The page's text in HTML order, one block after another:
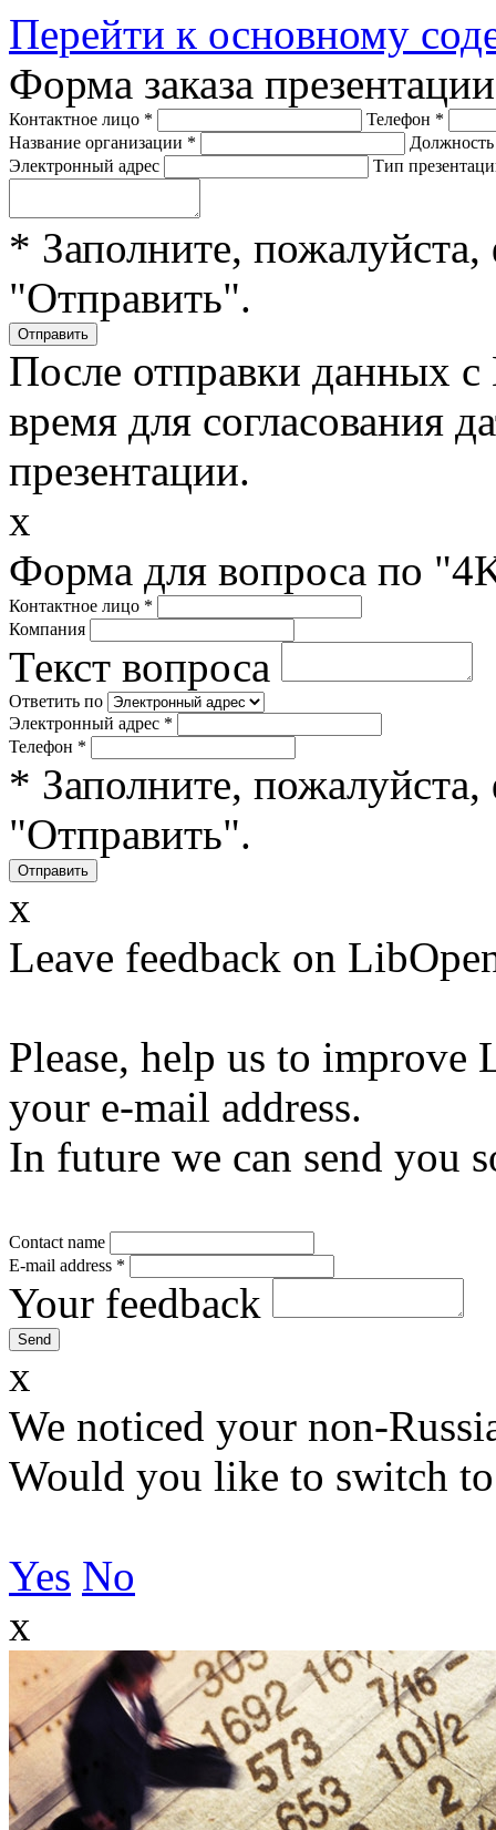
Перейти к основному
Форма заказа
Контактное лицо * Телефон *
Название организации *
Электронный адрес
Тип
* Заполните,
"Отправить".
После отправки данных
время для согласования
презентации.
x
Форма для вопроса по
Контактное лицо *
Компания
Текст вопроса
Ответить по
Электронный адрес *
Телефон *
* Заполните,
"Отправить".
x
Leave feedback on
Please, help us to
your e-mail address.
In future we can send you
Contact name
E-mail address *
Your feedback
x
We noticed your non-
Would you like to switch
Yes No
x